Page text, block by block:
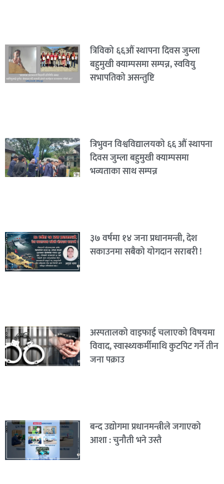
त्रिविको ६६औं स्थापना दिवस जुम्ला
बहुमुखी क्याम्पसमा सम्पन्न, स्ववियु
सभापतिको असन्तुष्टि
त्रिभुवन विश्वविद्यालयको ६६ औं स्थापना
दिवस जुम्ला बहुमुखी क्याम्पसमा
भव्यताका साथ सम्पन्न
३७ वर्षमा १४ जना प्रधानमन्त्री, देश
सकाउनमा सबैको योगदान सराबरी !
अस्पतालको वाइफाई चलाएको विषयमा
विवाद, स्वास्थ्यकर्मीमाथि कुटपिट गर्ने तीन
जना पक्राउ
बन्द उद्योगमा प्रधानमन्त्रीले जगाएको
आशा : चुनौती भने उस्तै